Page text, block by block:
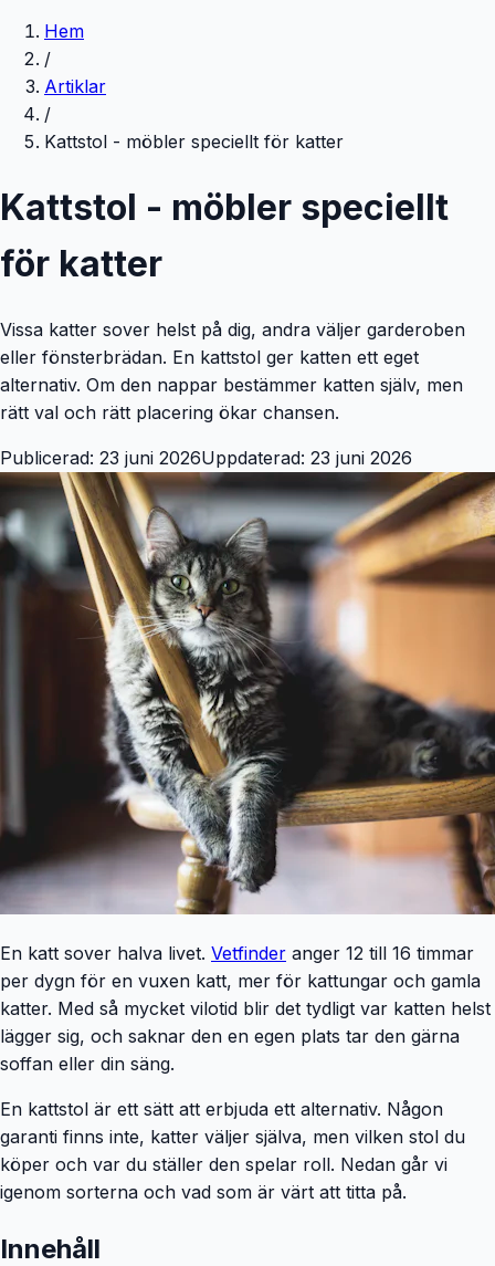
Hem
/
Artiklar
/
Kattstol - möbler speciellt för katter
Kattstol - möbler speciellt
för katter
Vissa katter sover helst på dig, andra väljer garderoben
eller fönsterbrädan. En kattstol ger katten ett eget
alternativ. Om den nappar bestämmer katten själv, men
rätt val och rätt placering ökar chansen.
Publicerad: 23 juni 2026Uppdaterad: 23 juni 2026
En katt sover halva livet. Vetfinder anger 12 till 16 timmar
per dygn för en vuxen katt, mer för kattungar och gamla
katter. Med så mycket vilotid blir det tydligt var katten helst
lägger sig, och saknar den en egen plats tar den gärna
soffan eller din säng.
En kattstol är ett sätt att erbjuda ett alternativ. Någon
garanti finns inte, katter väljer själva, men vilken stol du
köper och var du ställer den spelar roll. Nedan går vi
igenom sorterna och vad som är värt att titta på.
Innehåll